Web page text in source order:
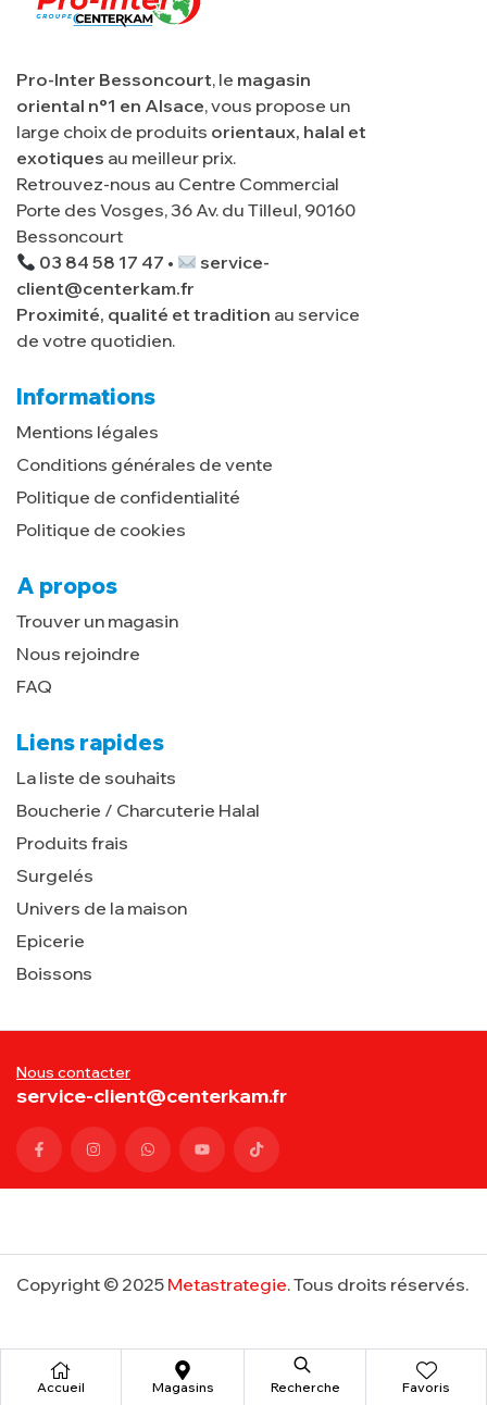
Accueil Magasins Recherche Favoris
Nous contacter
service-client@centerkam.fr
Pro-Inter Bessoncourt, le magasin
oriental n°1 en Alsace, vous propose un
large choix de produits orientaux, halal et
exotiques au meilleur prix.
Retrouvez-nous au Centre Commercial
Porte des Vosges, 36 Av. du Tilleul, 90160
Bessoncourt
03 84 58 17 47 •
service-
client@centerkam.fr
Proximité, qualité et tradition au service
de votre quotidien.
Informations
Mentions légales
Conditions générales de vente
Politique de confidentialité
Politique de cookies
A propos
Trouver un magasin
Nous rejoindre
FAQ
Liens rapides
La liste de souhaits
Boucherie / Charcuterie Halal
Produits frais
Surgelés
Univers de la maison
Epicerie
Boissons
Copyright © 2025 Metastrategie. Tous droits réservés.